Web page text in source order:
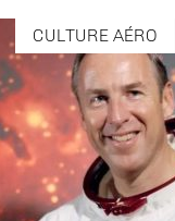
CULTURE AÉRO